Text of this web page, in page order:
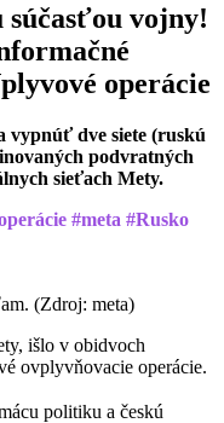
súčasťou vojny!
operácie
vypnúť dve siete (ruskú
podvratných
sieťach Mety.
#meta #Rusko
(Zdroj: meta)
išlo v obidvoch
ovplyvňovacie operácie.
politiku a českú